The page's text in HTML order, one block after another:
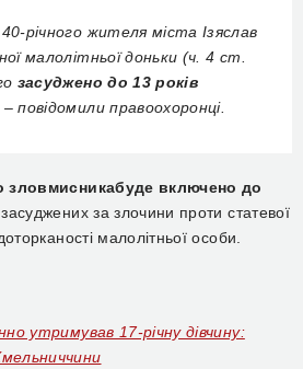
річного жителя міста Ізяслав
малолітньої доньки (ч. 4 ст.
засуджено до 13 років
– повідомили правоохоронці.
зловмисникабуде включено до
засуджених за злочини проти статевої
малолітньої особи.
утримував 17-річну дівчину: